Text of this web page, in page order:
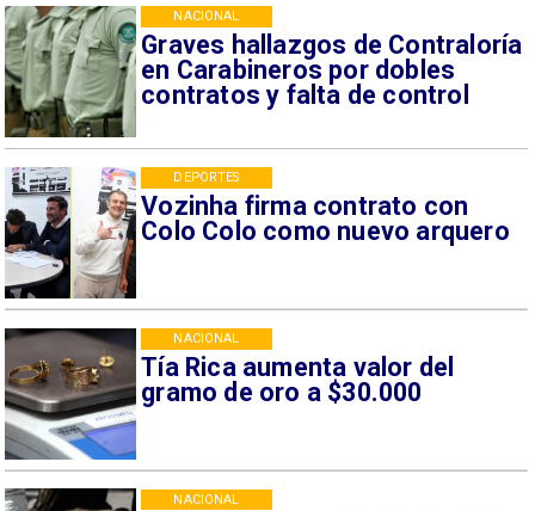
Graves hallazgos de Contraloría
en Carabineros por dobles
contratos y falta de control
NACIONAL
Vozinha firma contrato con
Colo Colo como nuevo arquero
DEPORTES
Tía Rica aumenta valor del
gramo de oro a $30.000
NACIONAL
NACIONAL